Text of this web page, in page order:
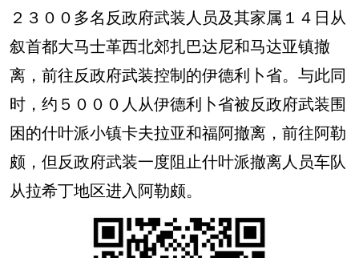
２３００多名反政府武装人员及其家属１４日从
叙首都大马士革西北郊扎巴达尼和马达亚镇撤
离，前往反政府武装控制的伊德利卜省。与此同
时，约５０００人从伊德利卜省被反政府武装围
困的什叶派小镇卡夫拉亚和福阿撤离，前往阿勒
颇，但反政府武装一度阻止什叶派撤离人员车队
从拉希丁地区进入阿勒颇。